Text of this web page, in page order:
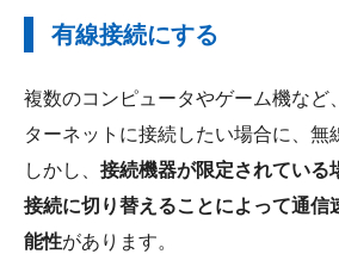
有線接続にする
複数のコンピュータやゲーム機など
ターネットに接続したい場合に、無
しかし、 接続機器が限定されている
接続に切り替えることによって通信
能性があります。